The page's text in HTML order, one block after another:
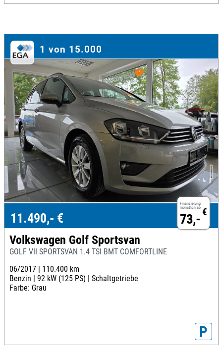
1 von 15.000
Finanzierung
monatlich ab €
73,-
11.490,- €
Volkswagen Golf Sportsvan
GOLF VII SPORTSVAN 1.4 TSI BMT COMFORTLINE
06/2017 | 110.400 km
Benzin | 92 kW (125 PS) | Schaltgetriebe
Farbe: Grau
P